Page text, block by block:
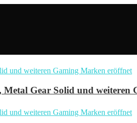
Gear Solid und weiteren